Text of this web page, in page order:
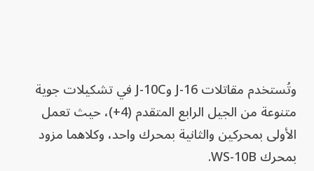
وتُستخدم مقاتلات J-16 وJ-10C في تشكيلات جوية
متنوعة من الجيل الرابع المتقدم (4+)، حيث تعمل
الأولى بمحركين والثانية بمحرك واحد، وكلاهما مزود
بمحرك WS-10B.